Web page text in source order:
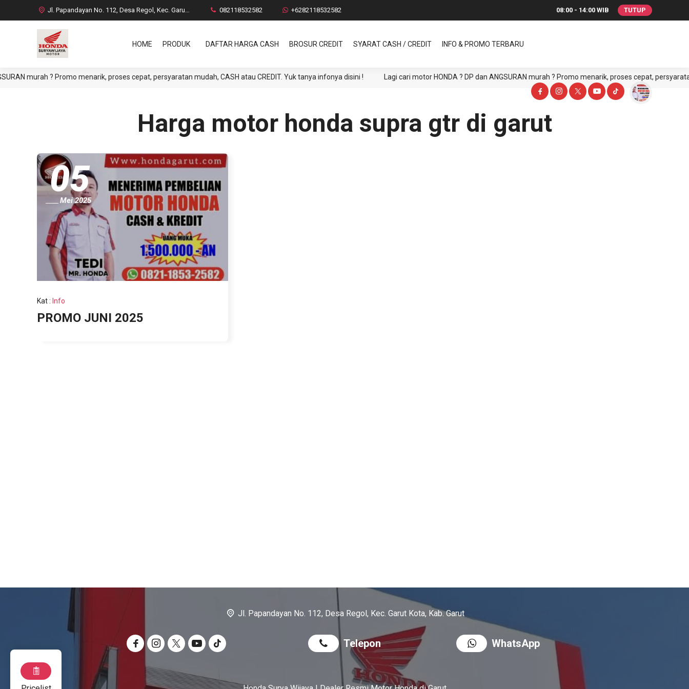
Jl. Papandayan No. 112, Desa Regol, Kec. Garut Kota, Kab. Garut 082118532582 +6282118532582 08:00 - 14:00 WIB TUTUP
HOME PRODUK DAFTAR HARGA CASH BROSUR CREDIT SYARAT CASH / CREDIT INFO & PROMO TERBARU
murah ? Promo menarik, proses cepat, persyaratan mudah, CASH atau CREDIT. Yuk tanya infonya disini ! Lagi cari motor HONDA ? DP dan ANGSURAN murah ? Promo menarik, proses cepat, persyaratan
Harga motor honda supra gtr di garut
05
Mei 2025
Kat: Info
PROMO JUNI 2025
Jl. Papandayan No. 112, Desa Regol, Kec. Garut Kota, Kab. Garut
Telepon WhatsApp